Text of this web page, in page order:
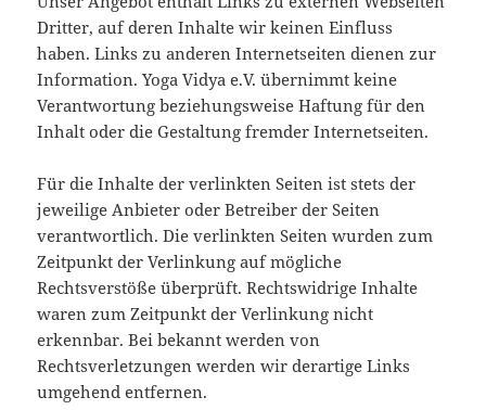
Dritter, auf deren Inhalte wir keinen Einfluss
haben. Links zu anderen Internetseiten dienen zur
Information. Yoga Vidya e.V. übernimmt keine
Verantwortung beziehungsweise Haftung für den
Inhalt oder die Gestaltung fremder Internetseiten.
Für die Inhalte der verlinkten Seiten ist stets der
jeweilige Anbieter oder Betreiber der Seiten
verantwortlich. Die verlinkten Seiten wurden zum
Zeitpunkt der Verlinkung auf mögliche
Rechtsverstöße überprüft. Rechtswidrige Inhalte
waren zum Zeitpunkt der Verlinkung nicht
erkennbar. Bei bekannt werden von
Rechtsverletzungen werden wir derartige Links
umgehend entfernen.